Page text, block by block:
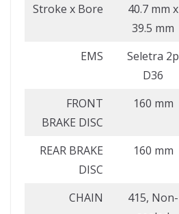
Stroke x Bore
40.7 mm x
39.5 mm
EMS
Seletra 2p
D36
FRONT
BRAKE DISC
160 mm
REAR BRAKE
DISC
160 mm
CHAIN
415, Non-